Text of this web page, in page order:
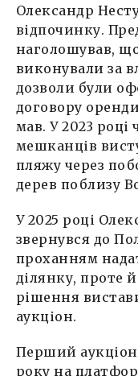
Олександр
відпочинку.
наголошував,
виконували за
дозволи були
договору
мав. У 2023 році
мешканців
пляжу через
дерев поблизу
У 2025 році
звернувся до
проханням
ділянку, проте
рішення
аукціон.
Перший аукціон
року на